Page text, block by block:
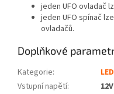
jeden UFO ovladač
jeden UFO spínač
ovladačů.
Doplňkové
Kategorie:
Vstupní napětí: